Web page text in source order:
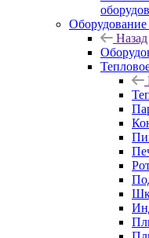
Оборудование
Назад